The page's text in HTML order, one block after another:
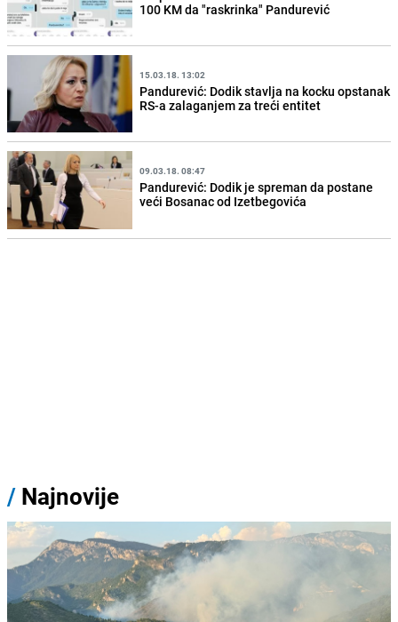
100 KM da "raskrinka" Pandurević
15.03.18. 13:02
Pandurević: Dodik stavlja na kocku opstanak
RS-a zalaganjem za treći entitet
09.03.18. 08:47
Pandurević: Dodik je spreman da postane
veći Bosanac od Izetbegovića
/ Najnovije